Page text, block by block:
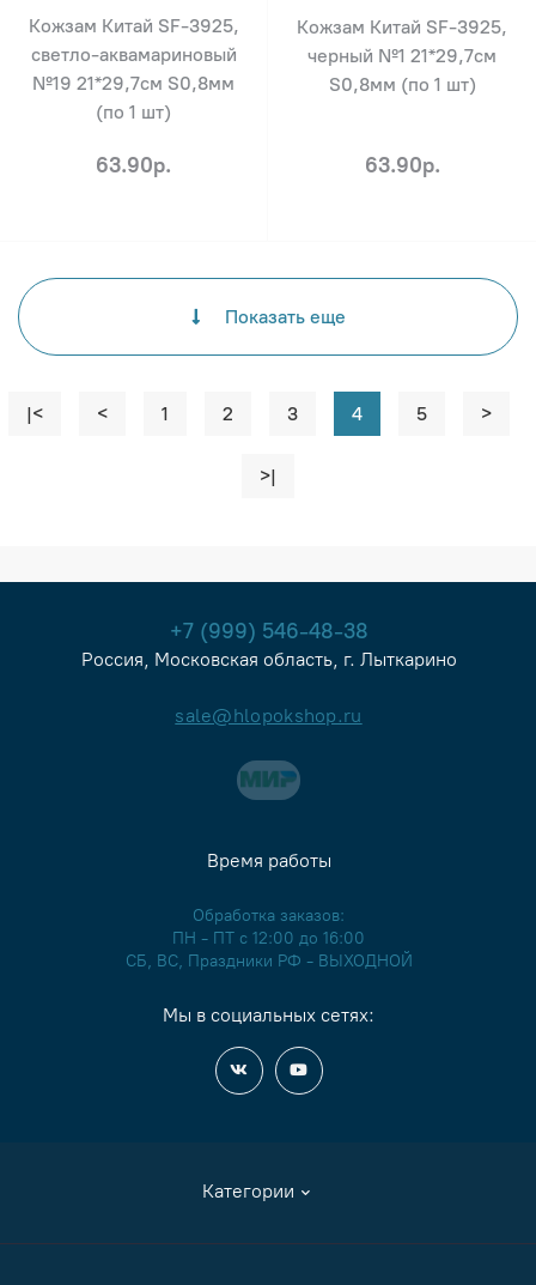
Кожзам Китай SF-3925,
светло-аквамариновый
№19 21*29,7см S0,8мм
(по 1 шт)
63.90р.
Кожзам Китай SF-3925,
черный №1 21*29,7см
S0,8мм (по 1 шт)
63.90р.
Показать еще
|< < 1 2 3 4 5 >
>|
+7 (999) 546-48-38
Россия, Московская область, г. Лыткарино
sale@hlopokshop.ru
Категории
Время работы
Обработка заказов:
ПН - ПТ с 12:00 до 16:00
СБ, ВС, Праздники РФ - ВЫХОДНОЙ
Мы в социальных сетях: